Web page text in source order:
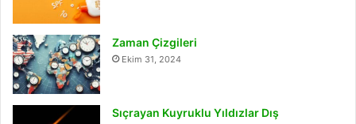
Zaman Çizgileri
Ekim 31, 2024
Sıçrayan Kuyruklu Yıldızlar Dış